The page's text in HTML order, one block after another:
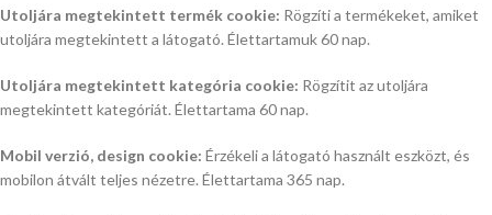
Utoljára megtekintett termék cookie: Rögzíti a termékeket, amiket
utoljára megtekintett a látogató. Élettartamuk 60 nap.
Utoljára megtekintett kategória cookie: Rögzítit az utoljára
megtekintett kategóriát. Élettartama 60 nap.
Mobil verzió, design cookie: Érzékeli a látogató használt eszközt, és
mobilon átvált teljes nézetre. Élettartama 365 nap.